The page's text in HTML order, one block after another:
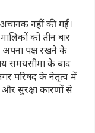
नहीं की गई।
को तीन बार
अपना पक्ष रखने के
समयसीमा के बाद
परिषद के नेतृत्व में
सुरक्षा कारणों से